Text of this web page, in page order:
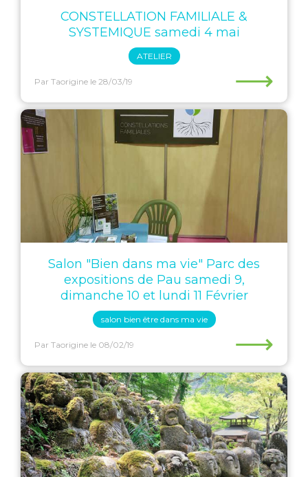
CONSTELLATION FAMILIALE &
SYSTEMIQUE samedi 4 mai
ATELIER
Par Taorigine le 28/03/19 ⟶
Salon "Bien dans ma vie" Parc des
expositions de Pau samedi 9,
dimanche 10 et lundi 11 Février
salon bien être dans ma vie
Par Taorigine le 08/02/19 ⟶